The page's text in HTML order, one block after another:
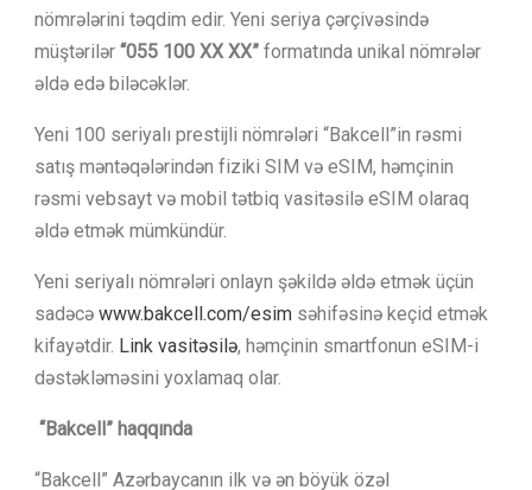
nömrələrini təqdim edir. Yeni seriya çərçivəsində
müştərilər “055 100 XX XX” formatında unikal nömrələr
əldə edə biləcəklər.
Yeni 100 seriyalı prestijli nömrələri “Bakcell”in rəsmi
satış məntəqələrindən fiziki SIM və eSIM, həmçinin
rəsmi vebsayt və mobil tətbiq vasitəsilə eSIM olaraq
əldə etmək mümkündür.
Yeni seriyalı nömrələri onlayn şəkildə əldə etmək üçün
sadəcə www.bakcell.com/esim səhifəsinə keçid etmək
kifayətdir. Link vasitəsilə, həmçinin smartfonun eSIM-i
dəstəkləməsini yoxlamaq olar.
“Bakcell” haqqında
“Bakcell” Azərbaycanın ilk və ən böyük özəl